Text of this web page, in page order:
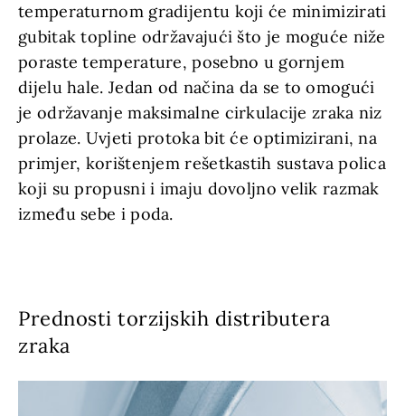
temperaturnom gradijentu koji će minimizirati
gubitak topline održavajući što je moguće niže
poraste temperature, posebno u gornjem
dijelu hale. Jedan od načina da se to omogući
je održavanje maksimalne cirkulacije zraka niz
prolaze. Uvjeti protoka bit će optimizirani, na
primjer, korištenjem rešetkastih sustava polica
koji su propusni i imaju dovoljno velik razmak
između sebe i poda.
Prednosti torzijskih distributera
zraka